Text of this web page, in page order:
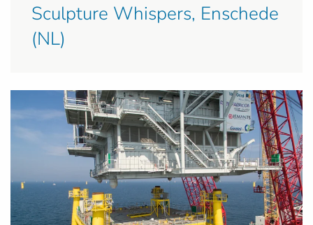
Sculpture Whispers, Enschede
(NL)